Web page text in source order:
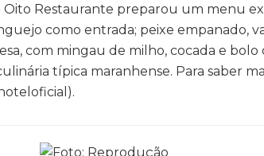
Oito Restaurante preparou um menu
como entrada; peixe empanado,
com mingau de milho, cocada e
típica maranhense. Para saber